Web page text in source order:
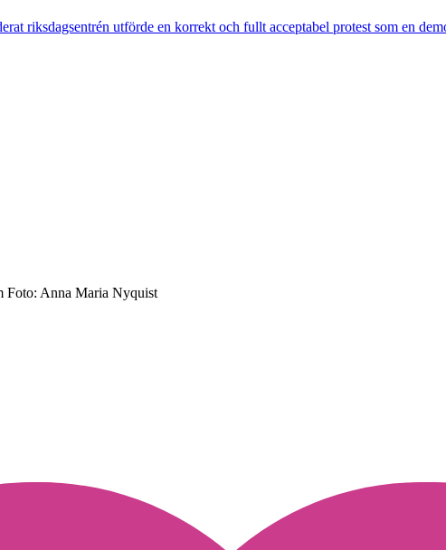
riksdagsentrén utförde en korrekt och fullt acceptabel protest som en
Foto: Anna Maria Nyquist